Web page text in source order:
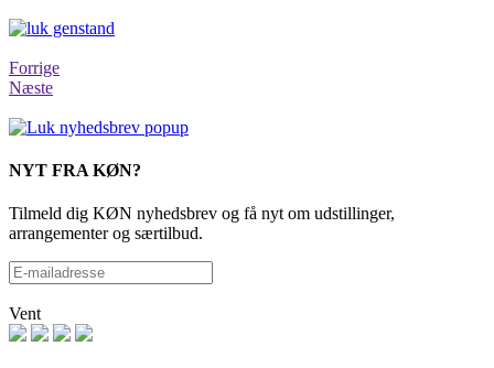
Forrige
Næste
NYT FRA KØN?
Tilmeld dig KØN nyhedsbrev og få nyt om udstillinger,
arrangementer og særtilbud.
Vent